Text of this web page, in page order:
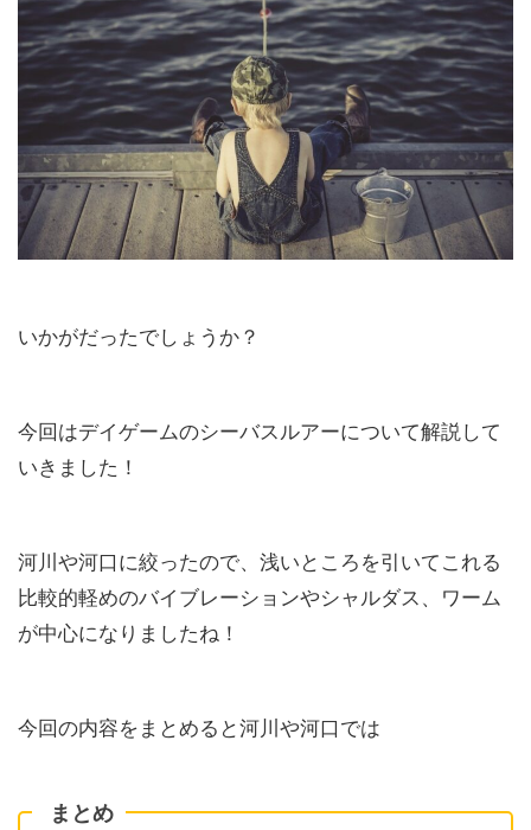
いかがだったでしょうか？
今回はデイゲームのシーバスルアーについて解説して
いきました！
河川や河口に絞ったので、浅いところを引いてこれる
比較的軽めのバイブレーションやシャルダス、ワーム
が中心になりましたね！
今回の内容をまとめると河川や河口では
まとめ